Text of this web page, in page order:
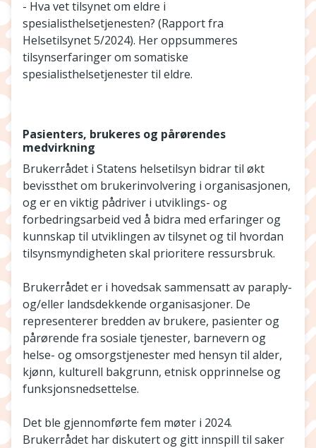
- Hva vet tilsynet om eldre i
spesialisthelsetjenesten? (Rapport fra
Helsetilsynet 5/2024). Her oppsummeres
tilsynserfaringer om somatiske
spesialisthelsetjenester til eldre.
Pasienters, brukeres og pårørendes
medvirkning
Brukerrådet i Statens helsetilsyn bidrar til økt
bevissthet om brukerinvolvering i organisasjonen,
og er en viktig pådriver i utviklings- og
forbedringsarbeid ved å bidra med erfaringer og
kunnskap til utviklingen av tilsynet og til hvordan
tilsynsmyndigheten skal prioritere ressursbruk.
Brukerrådet er i hovedsak sammensatt av paraply-
og/eller landsdekkende organisasjoner. De
representerer bredden av brukere, pasienter og
pårørende fra sosiale tjenester, barnevern og
helse- og omsorgstjenester med hensyn til alder,
kjønn, kulturell bakgrunn, etnisk opprinnelse og
funksjonsnedsettelse.
Det ble gjennomførte fem møter i 2024.
Brukerrådet har diskutert og gitt innspill til saker